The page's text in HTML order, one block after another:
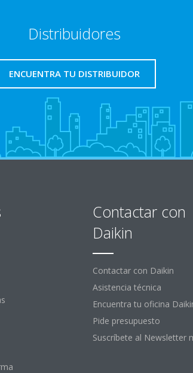
Distribuidores
ENCUENTRA TU DISTRIBUIDOR
Contactar con
Daikin
Contactar con Daikin
Asistencia técnica
Encuentra tu oficina
Pide presupuesto
Suscríbete al Newsletter